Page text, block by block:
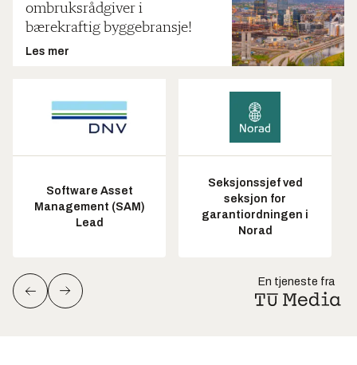
ombruksrådgiver i
bærekraftig byggebransje!
Les mer
Software Asset
Management (SAM)
Lead
Seksjonssjef ved
seksjon for
garantiordningen i
Norad
En tjeneste fra